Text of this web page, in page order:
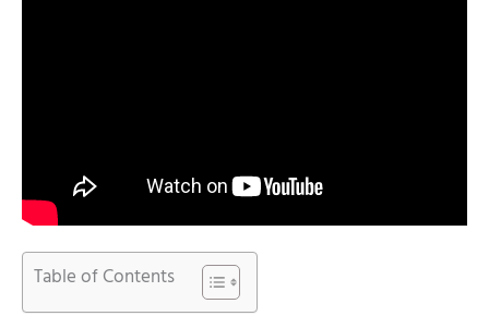
Table of Contents